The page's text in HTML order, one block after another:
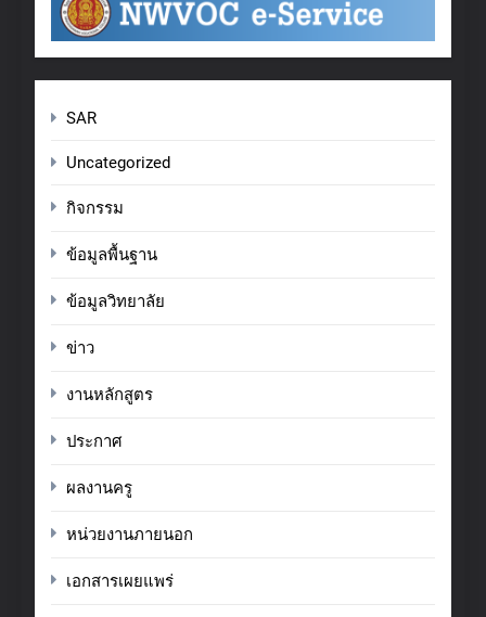
SAR
Uncategorized
กิจกรรม
ข้อมูลพื้นฐาน
ข้อมูลวิทยาลัย
ข่าว
งานหลักสูตร
ประกาศ
ผลงานครู
หน่วยงานภายนอก
เอกสารเผยแพร่